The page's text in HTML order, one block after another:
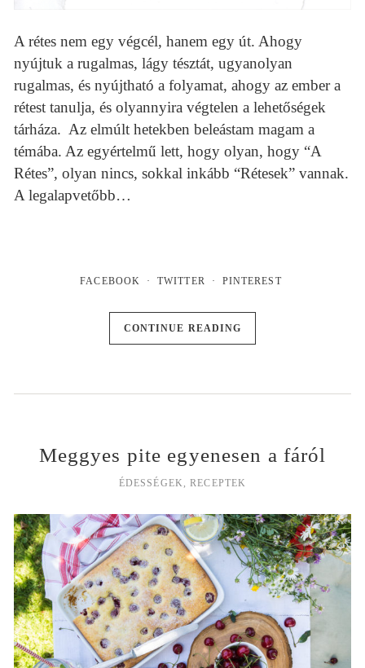
A rétes nem egy végcél, hanem egy út. Ahogy
nyújtuk a rugalmas, lágy tésztát, ugyanolyan
rugalmas, és nyújtható a folyamat, ahogy az ember a
rétest tanulja, és olyannyira végtelen a lehetőségek
tárháza. Az elmúlt hetekben beleástam magam a
témába. Az egyértelmű lett, hogy olyan, hogy “A
Rétes”, olyan nincs, sokkal inkább “Rétesek” vannak.
A legalapvetőbb…
FACEBOOK TWITTER PINTEREST
CONTINUE READING
Meggyes pite egyenesen a fáról
ÉDESSÉGEK ,RECEPTEK